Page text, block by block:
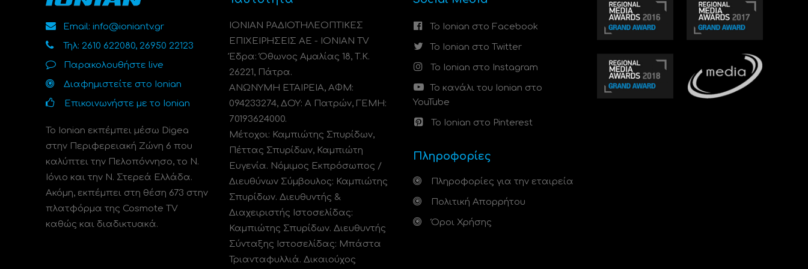
Email: info@ioniantv.gr
Τηλ: 2610 622080, 26950 22123
Παρακολουθήστε live
Διαφημιστείτε στο Ionian
Επικοινωνήστε με το Ionian
Το Ionian εκπέμπει μέσω Digea
στην Περιφερειακή Ζώνη 6 που
καλύπτει την Πελοπόννησο, το N.
Ιόνιο και την Ν. Στερεά Ελλάδα.
Ακόμη, εκπέμπει στη θέση 673 στην
πλατφόρμα της Cosmote TV
καθώς και διαδικτυακά.
ΙΟΝΙΑΝ ΡΑΔΙΟΤΗΛΕΟΠΤΙΚΕΣ
ΕΠΙΧΕΙΡΗΣΕΙΣ ΑΕ - IONIAN TV
Έδρα: Όθωνος Αμαλίας 18, Τ.Κ.
26221, Πάτρα.
ΑΝΩΝΥΜΗ ΕΤΑΙΡΕΙΑ, ΑΦΜ:
094233274, ΔΟΥ: A Πατρών, ΓΕΜΗ:
70193624000.
Μέτοχοι: Καμπιώτης Σπυρίδων,
Πέττας Σπυρίδων, Καμπιώτη
Ευγενία. Νόμιμος Εκπρόσωπος /
Διευθύνων Σύμβουλος: Καμπιώτης
Σπυρίδων. Διευθυντής &
Διαχειριστής Ιστοσελίδας:
Καμπιώτης Σπυρίδων. Διευθυντής
Σύνταξης Ιστοσελίδας: Μπάστα
Τριανταφυλλιά. Δικαιούχος
Το Ionian στο Facebook
Το Ionian στο Twitter
Το Ionian στο Instagram
Το κανάλι του Ionian στο
YouTube
Το Ionian στο Pinterest
Πληροφορίες
Πληροφορίες για την εταιρεία
Πολιτική Απορρήτου
Όροι Χρήσης